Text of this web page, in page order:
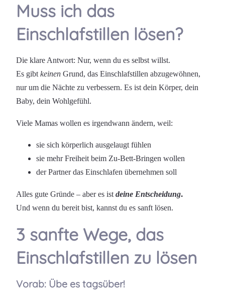
Muss ich das
Einschlafstillen lösen?
Die klare Antwort: Nur, wenn du es selbst willst.
Es gibtkeinen Grund, das Einschlafstillen abzugewöhnen,
nur um die Nächte zu verbessern. Es ist dein Körper, dein
Baby, dein Wohlgefühl.
Viele Mamas wollen es irgendwann ändern, weil:
sie sich körperlich ausgelaugt fühlen
sie mehr Freiheit beim Zu-Bett-Bringen wollen
der Partner das Einschlafen übernehmen soll
Alles gute Gründe – aber es istdeine Entscheidung.
Und wenn du bereit bist, kannst du es sanft lösen.
3 sanfte Wege, das
Einschlafstillen zu lösen
Vorab: Übe es tagsüber!